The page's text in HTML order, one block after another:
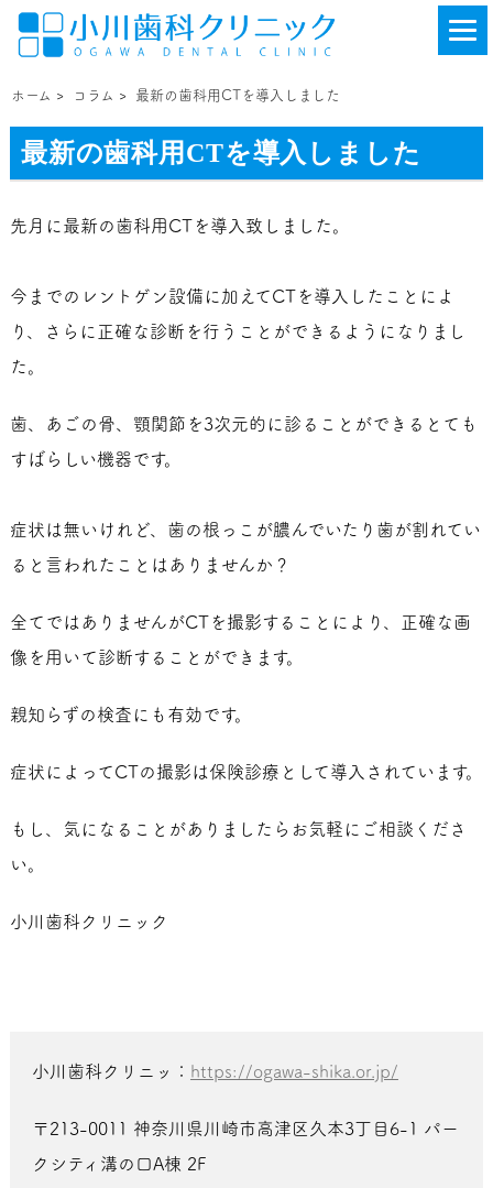
ホーム > コラム > 最新の歯科用CTを導入しました
最新の歯科用CTを導入しました
先月に最新の歯科用CTを導入致しました。
今までのレントゲン設備に加えてCTを導入したことによ
り、さらに正確な診断を行うことができるようになりまし
た。
歯、あごの骨、顎関節を3次元的に診ることができるとても
すばらしい機器です。
症状は無いけれど、歯の根っこが膿んでいたり歯が割れてい
ると言われたことはありませんか？
全てではありませんがCTを撮影することにより、正確な画
像を用いて診断することができます。
親知らずの検査にも有効です。
症状によってCTの撮影は保険診療として導入されています。
もし、気になることがありましたらお気軽にご相談くださ
い。
小川歯科クリニック
小川歯科クリニッ： https://ogawa-shika.or.jp/
〒213-0011 神奈川県川崎市高津区久本3丁目6-1 パー
クシティ溝の口A棟 2F